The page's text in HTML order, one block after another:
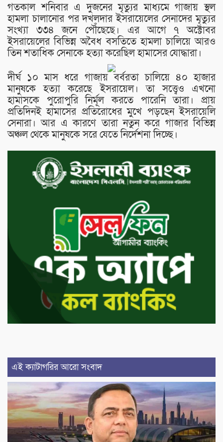
গতকাল শনিবার এ দুজনের মৃত্যুর মাধ্যমে গাজায় স্থল
হামলা চালানোর পর দখলদার ইসরায়েলের সেনাদের মৃত্যুর
সংখ্যা ৩৩৪ জনে পৌঁছেছে। এর আগে ৭ অক্টোবর
ইসরায়েলের বিভিন্ন অবৈধ বসতিতে হামলা চালিয়ে আরও
তিন শতাধিক সেনাকে হত্যা করেছিল হামাসের যোদ্ধারা।
দীর্ঘ ১০ মাস ধরে গাজায় বর্বরতা চালিয়ে ৪০ হাজার
মানুষকে হত্যা করেছে ইসরায়েল। তা সত্ত্বেও এখনো
হামাসকে পুরোপুরি নির্মূল করতে পারেনি তারা। প্রায়
প্রতিদিনই হামাসের প্রতিরোধের মুখে পড়ছেন ইসরায়েলি
সেনারা। আর এ কারণে তারা নতুন করে গাজার বিভিন্ন
অঞ্চল থেকে মানুষকে সরে যেতে নির্দেশনা দিচ্ছে।
এই ক্যাটাগরির আরো সংবাদ